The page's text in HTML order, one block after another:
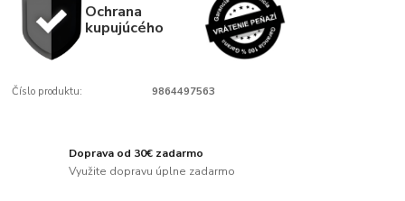
Ochrana
kupujúcého
Číslo produktu: 9864497563
Doprava od 30€ zadarmo
Využite dopravu úplne zadarmo